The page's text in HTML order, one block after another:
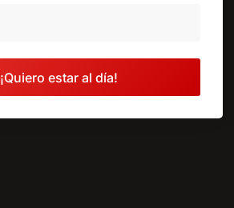
¡Quiero estar al día!